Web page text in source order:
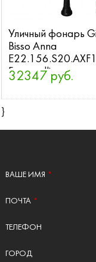
Уличный фонарь
Bisso Anna
Fumagalli
32347 руб.
}
ВАШЕ ИМЯ *
ПОЧТА *
ТЕЛЕФОН
ГОРОД